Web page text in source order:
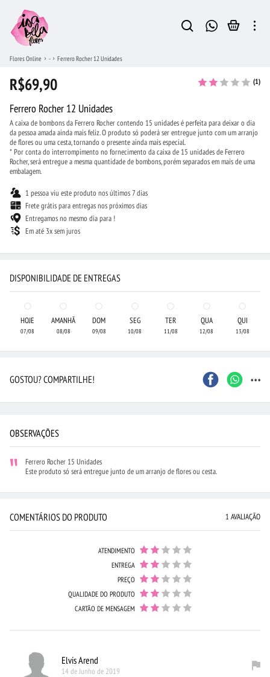
Flores Online - Ferrero Rocher 12 Unidades
R$69,90 (1)
Ferrero Rocher 12 Unidades
A caixa de bombons da Ferrero Rocher contendo 15 unidades é perfeita para deixar o dia
da pessoa amada ainda mais feliz. O produto só poderá ser entregue junto com um arranjo
de flores ou uma cesta, tornando o presente ainda mais especial.
* Por conta do interrompimento no fornecimento da caixa de 15 unidades de Ferrero
Rocher, será entregue a mesma quantidade de bombons, porém separados em mais de uma
embalagem.
1 pessoa viu este produto nos últimos 7 dias
Frete grátis para entregas nos próximos dias
Entregamos no mesmo dia para !
Em até 3x sem juros
DISPONIBILIDADE DE ENTREGAS
HOJE
07/08
AMANHÃ
08/08
DOM
09/08
SEG
10/08
TER
11/08
QUA
12/08
QUI
13/08
GOSTOU? COMPARTILHE! ...
OBSERVAÇÕES
Ferrero Rocher 15 Unidades
Este produto só será entregue junto de um arranjo de flores ou cesta.
COMENTÁRIOS DO PRODUTO 1 AVALIAÇÃO
ATENDIMENTO
ENTREGA
PREÇO
QUALIDADE DO PRODUTO
CARTÃO DE MENSAGEM
Elvis Arend
14 de Junho de 2019